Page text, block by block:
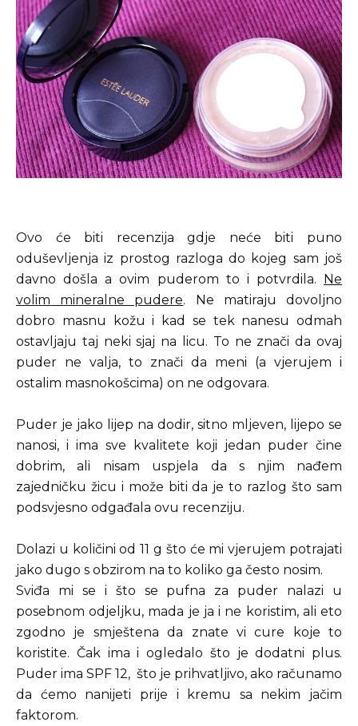
Ovo će biti recenzija gdje neće biti puno
oduševljenja iz prostog razloga do kojeg sam još
davno došla a ovim puderom to i potvrdila. Ne
volim mineralne pudere. Ne matiraju dovoljno
dobro masnu kožu i kad se tek nanesu odmah
ostavljaju taj neki sjaj na licu. To ne znači da ovaj
puder ne valja, to znači da meni (a vjerujem i
ostalim masnokošcima) on ne odgovara.
Puder je jako lijep na dodir, sitno mljeven, lijepo se
nanosi, i ima sve kvalitete koji jedan puder čine
dobrim, ali nisam uspjela da s njim nađem
zajedničku žicu i može biti da je to razlog što sam
podsvjesno odgađala ovu recenziju.
Dolazi u količini od 11 g što će mi vjerujem potrajati
jako dugo s obzirom na to koliko ga često nosim.
Sviđa mi se i što se pufna za puder nalazi u
posebnom odjeljku, mada je ja i ne koristim, ali eto
zgodno je smještena da znate vi cure koje to
koristite. Čak ima i ogledalo što je dodatni plus.
Puder ima SPF 12, što je prihvatljivo, ako računamo
da ćemo nanijeti prije i kremu sa nekim jačim
faktorom.